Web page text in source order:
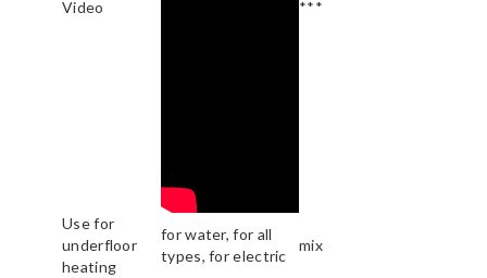
Video ***
Use for
underfloor
heating
for water, for all
types, for electric
mix